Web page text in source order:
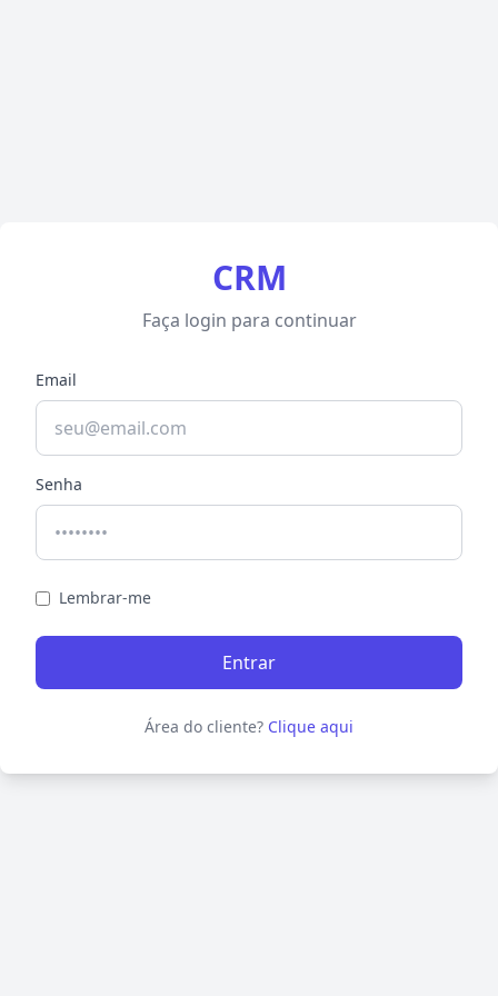
CRM
Faça login para continuar
Email
Senha
Lembrar-me
Entrar
Área do cliente? Clique aqui